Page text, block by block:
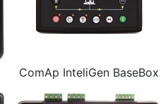
ComAp InteliGen BaseBox